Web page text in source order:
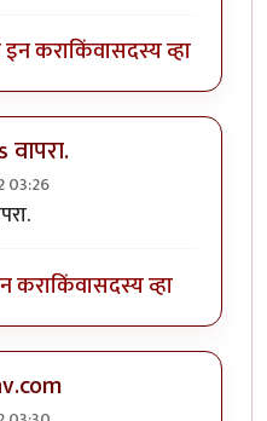
कराकिंवासदस्य व्हा
03:26
कराकिंवासदस्य व्हा